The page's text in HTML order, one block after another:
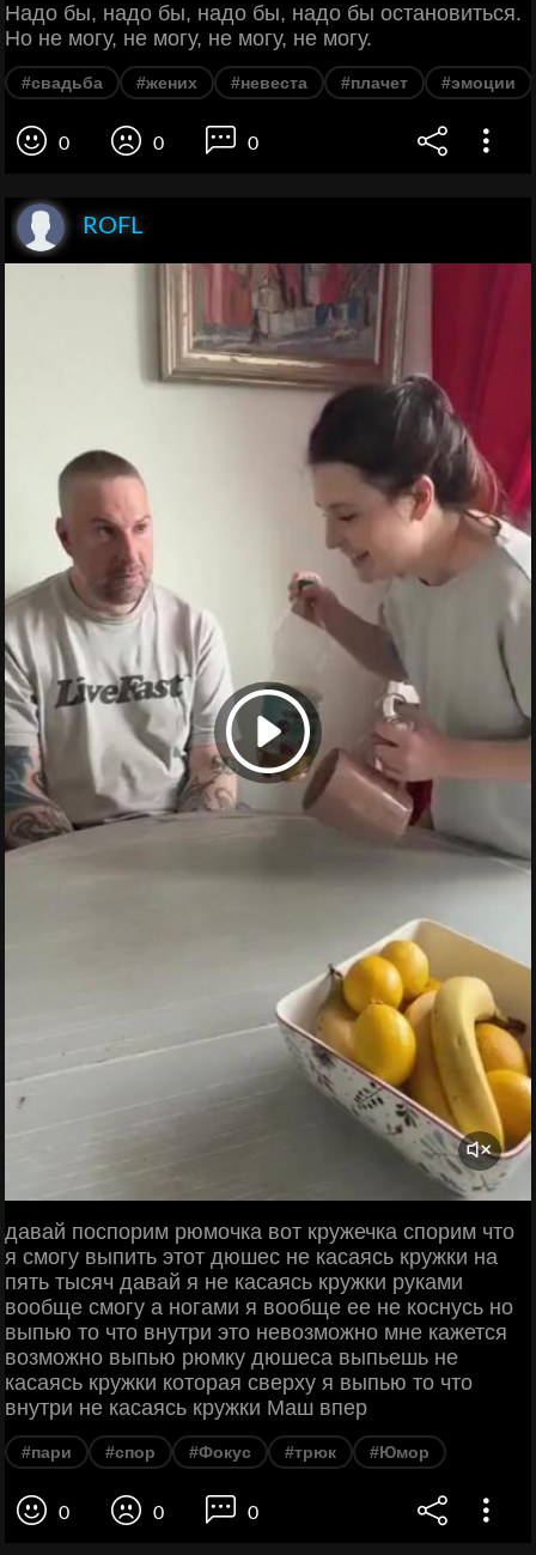
Надо бы, надо бы, надо бы, надо бы остановиться.
Но не могу, не могу, не могу, не могу.
#свадьба #жених #невеста #плачет #эмоции
0 0 0
ROFL
давай поспорим рюмочка вот кружечка спорим что
я смогу выпить этот дюшес не касаясь кружки на
пять тысяч давай я не касаясь кружки руками
вообще смогу а ногами я вообще ее не коснусь но
выпью то что внутри это невозможно мне кажется
возможно выпью рюмку дюшеса выпьешь не
касаясь кружки которая сверху я выпью то что
внутри не касаясь кружки Маш впер
#пари #спор #Фокус #трюк #Юмор
0 0 0